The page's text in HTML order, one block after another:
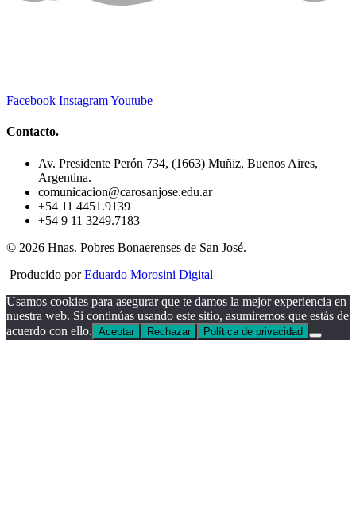
Facebook InstagramYoutube
Contacto.
Av. Presidente Perón 734, (1663) Muñiz, Buenos Aires,
Argentina.
comunicacion@carosanjose.edu.ar
+54 11 4451.9139
+54 9 11 3249.7183
© 2026 Hnas. Pobres Bonaerenses de San José.
Producido porEduardo Morosini Digital
Usamos cookies para asegurar que te damos la mejor experiencia en
nuestra web. Si continúas usando este sitio, asumiremos que estás de
acuerdo con ello. Aceptar Rechazar Política de privacidad